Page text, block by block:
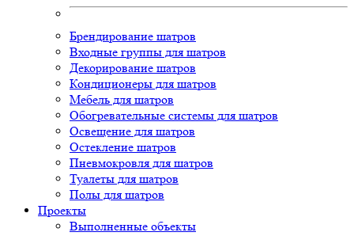
Брендирование шатров
Входные группы для шатров
Декорирование шатров
Кондиционеры для шатров
Мебель для шатров
Обогревательные системы для шатров
Освещение для шатров
Остекление шатров
Пневмокровля для шатров
Туалеты для шатров
Полы для шатров
Проекты
Выполненные объекты